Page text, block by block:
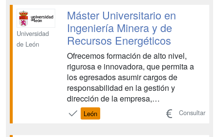
ambiente....
Universidad
de León
Máster Universitario en
Ingeniería Minera y de
Recursos Energéticos
Ofrecemos formación de alto nivel,
rigurosa e innovadora, que permita a
los egresados asumir cargos de
responsabilidad en la gestión y
dirección de la empresa,
preferentemente en industrias y
explotaciones mineras y energéticas....
León Consultar